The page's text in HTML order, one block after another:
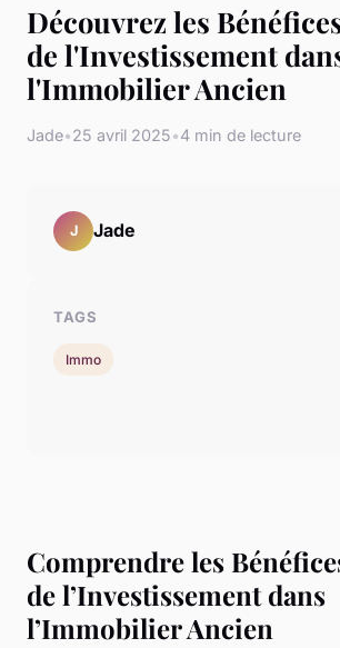
Découvrez les
de l'Investissement
l'Immobilier Ancien
Jade•25 avril 2025•4 min de lecture
Comprendre les
de l’Investissement dans
l’Immobilier Ancien
J Jade
TAGS
Immo